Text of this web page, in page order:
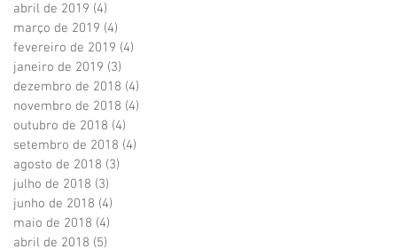
abril de 2019 (4)
março de 2019 (4)
fevereiro de 2019 (4)
janeiro de 2019 (3)
dezembro de 2018 (4)
novembro de 2018 (4)
outubro de 2018 (4)
setembro de 2018 (4)
agosto de 2018 (3)
julho de 2018 (3)
junho de 2018 (4)
maio de 2018 (4)
abril de 2018 (5)